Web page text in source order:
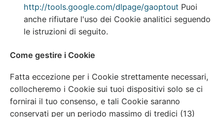
http://tools.google.com/dlpage/gaoptout Puoi
anche rifiutare l'uso dei Cookie analitici seguendo
le istruzioni di seguito.
Come gestire i Cookie
Fatta eccezione per i Cookie strettamente necessari,
collocheremo i Cookie sui tuoi dispositivi solo se ci
fornirai il tuo consenso, e tali Cookie saranno
conservati per un periodo massimo di tredici (13)